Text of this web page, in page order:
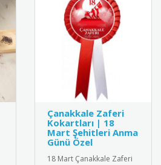
Çanakkale Zaferi
Kokartları | 18
Mart Şehitleri Anma
Günü Özel
18 Mart Çanakkale Zaferi